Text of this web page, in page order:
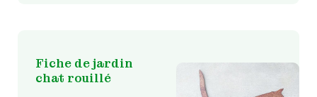
Fiche de jardin
chat rouillé